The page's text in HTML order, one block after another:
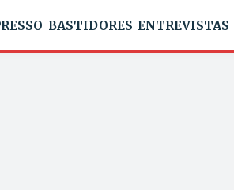
BASTIDORES ENTREVISTAS